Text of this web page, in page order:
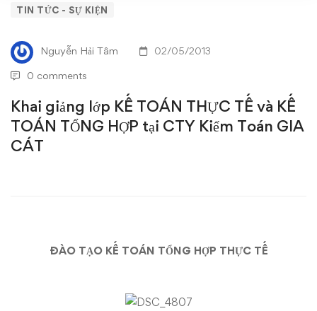
Khai
giảng
lớp
KẾ
TOÁN
TIN TỨC - SỰ KIỆN
Nguyễn Hải Tâm 02/05/2013
0 comments
Khai giảng lớp KẾ TOÁN THỰC TẾ và KẾ
TOÁN TỔNG HỢP tại CTY Kiểm Toán GIA
CÁT
ĐÀO TẠO KẾ TOÁN TỔNG HỢP THỰC TẾ